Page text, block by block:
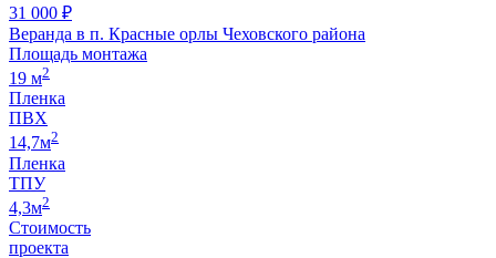
31 000 ₽
Веранда в п. Красные орлы Чеховского района
Площадь монтажа
19 м2
Пленка
ПВХ
14,7м2
Пленка
ТПУ
4,3м2
Стоимость
проекта